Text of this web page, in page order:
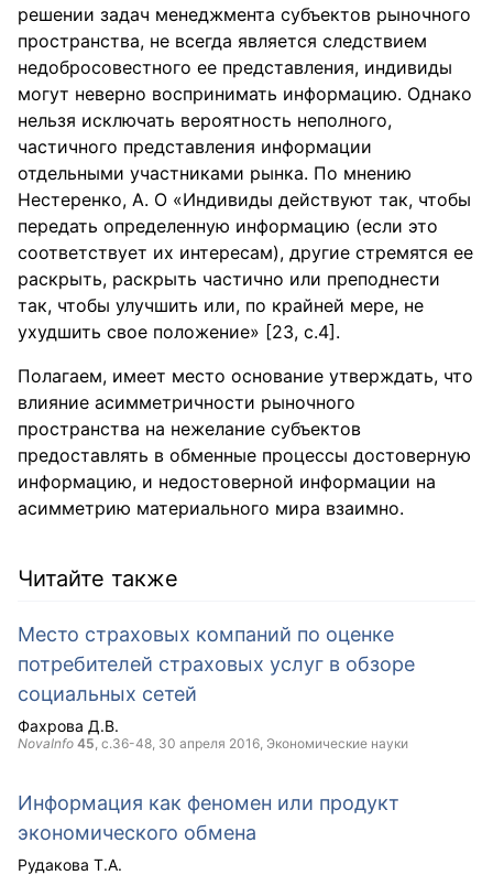
решении задач менеджмента субъектов рыночного
пространства, не всегда является следствием
недобросовестного ее представления, индивиды
могут неверно воспринимать информацию. Однако
нельзя исключать вероятность неполного,
частичного представления информации
отдельными участниками рынка. По мнению
Нестеренко, А. О «Индивиды действуют так, чтобы
передать определенную информацию (если это
соответствует их интересам), другие стремятся ее
раскрыть, раскрыть частично или преподнести
так, чтобы улучшить или, по крайней мере, не
ухудшить свое положение» [23, с.4].
Полагаем, имеет место основание утверждать, что
влияние асимметричности рыночного
пространства на нежелание субъектов
предоставлять в обменные процессы достоверную
информацию, и недостоверной информации на
асимметрию материального мира взаимно.
Читайте также
Место страховых компаний по оценке
потребителей страховых услуг в обзоре
социальных сетей
Фахрова Д.В.
NovaInfo 45, с.36-48, 30 апреля 2016, Экономические науки
Информация как феномен или продукт
экономического обмена
Рудакова Т.А.